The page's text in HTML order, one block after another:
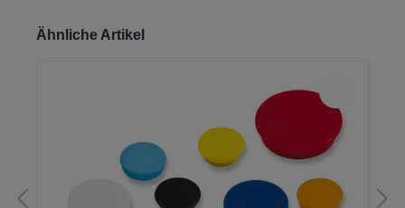
Produktgalerie überspringen
Ähnliche Artikel